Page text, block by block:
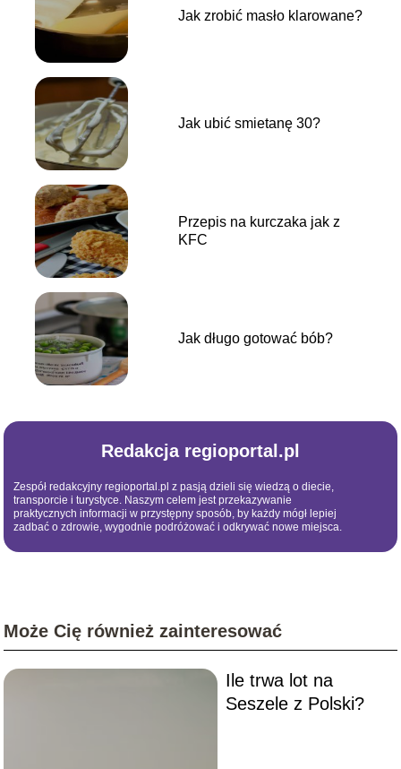
Jak zrobić masło klarowane?
Jak ubić smietanę 30?
Przepis na kurczaka jak z
KFC
Jak długo gotować bób?
Redakcja regioportal.pl
Zespół redakcyjny regioportal.pl z pasją dzieli się wiedzą o diecie,
transporcie i turystyce. Naszym celem jest przekazywanie
praktycznych informacji w przystępny sposób, by każdy mógł lepiej
zadbać o zdrowie, wygodnie podróżować i odkrywać nowe miejsca.
Może Cię również zainteresować
Ile trwa lot na
Seszele z Polski?